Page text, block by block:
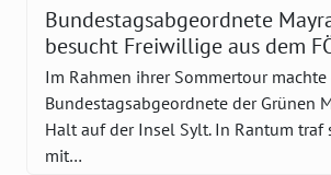
Bundestagsabgeordnete
besucht Freiwillige aus dem
Im Rahmen ihrer Sommertour machte
Bundestagsabgeordnete der Grünen
Halt auf der Insel Sylt. In Rantum traf
mit…